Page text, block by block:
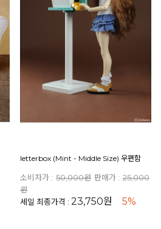
letterbox (Mint - Middle Size) 우편함
소비자가 : 50,000원 판매가 : 25,000
원
세일 최종가격 : 23,750원 5%